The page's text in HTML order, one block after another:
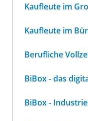
Kaufleute im
Kaufleute im
Berufliche
BiBox - das
BiBox -